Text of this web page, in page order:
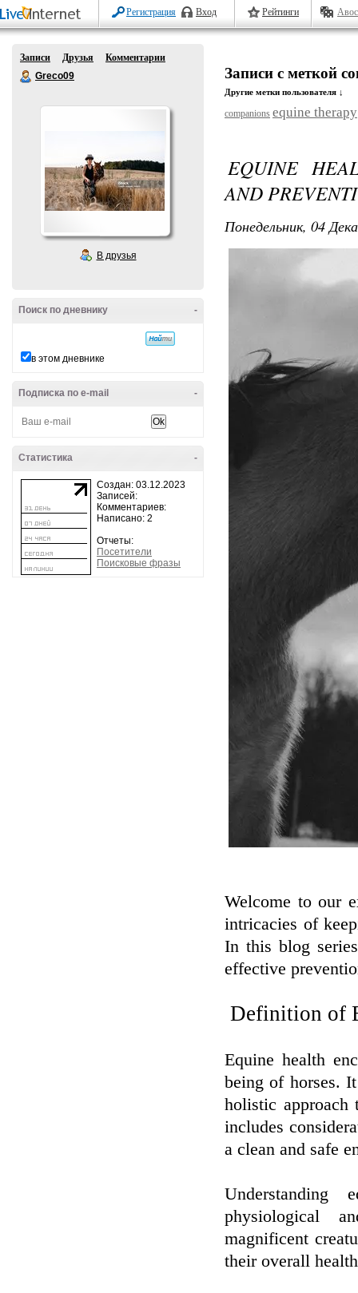
Регистрация Вход Рейтинги
Записи Друзья
Комментарии
Greco09
В друзья
-
Поиск по дневнику
в этом дневнике
-
Подписка по e-mail
-
Статистика
Создан: 03.12.2023
Записей:
Комментариев:
Написано: 2
Отчеты:
Посетители
Поисковые фразы
Записи с меткой
Другие метки пользователя ↓
companions equine therapy
EQUINE
AND
Понедельник, 04
Welcome to our
intricacies of
In this blog
effective
Definition of
Equine health
being of horses.
holistic approach
includes
a clean and safe
Understanding
physiological
magnificent
their overall